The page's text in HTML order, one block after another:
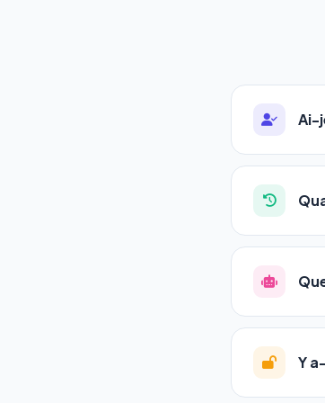
Ai-
auto-
l'adresse
La plupart
votre
LeSEO
GEO
Gemini et
deux
Y